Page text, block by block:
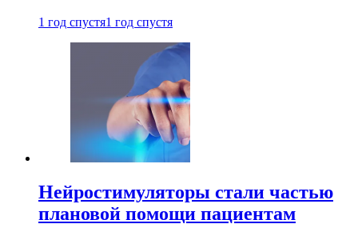
1 год спустя1 год спустя
Нейростимуляторы стали частью
плановой помощи пациентам